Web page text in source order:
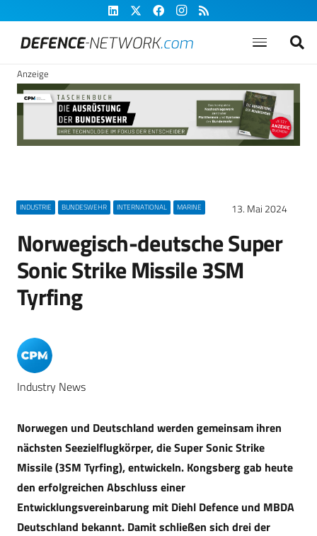
Anzeige
INDUSTRIE BUNDESWEHR INTERNATIONAL MARINE 13. Mai 2024
Norwegisch-deutsche Super
Sonic Strike Missile 3SM
Tyrfing
Industry News
Norwegen und Deutschland werden gemeinsam ihren
nächsten Seezielflugkörper, die Super Sonic Strike
Missile (3SM Tyrfing), entwickeln. Kongsberg gab heute
den erfolgreichen Abschluss einer
Entwicklungsvereinbarung mit Diehl Defence und MBDA
Deutschland bekannt. Damit schließen sich drei der